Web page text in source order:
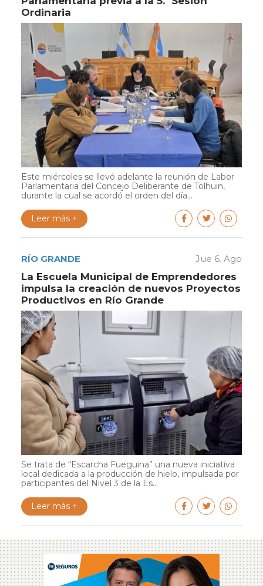
Ordinaria
Este miércoles se llevó adelante la reunión de Labor
Parlamentaria del Concejo Deliberante de Tolhuin,
durante la cual se acordó el orden del día...
Leer más +
RÍO GRANDE Jue 6. Ago
La Escuela Municipal de Emprendedores
impulsa la creación de nuevos Proyectos
Productivos en Río Grande
Se trata de “Escarcha Fueguina” una nueva iniciativa
local dedicada a la producción de hielo, impulsada por
participantes del Nivel 3 de la Es...
Leer más +